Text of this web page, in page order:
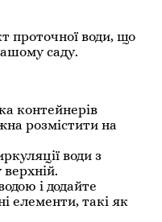
проточної води, що
саду.
контейнерів
розмістити на
води з
і додайте
елементи, такі як